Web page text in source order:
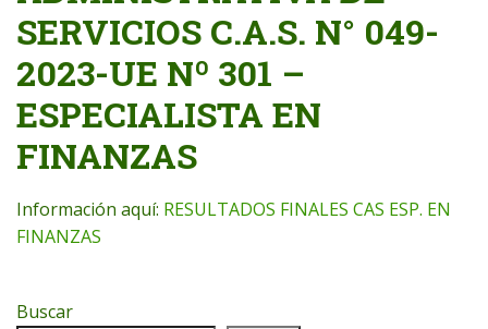
SERVICIOS C.A.S. N° 049-
2023-UE Nº 301 –
ESPECIALISTA EN
FINANZAS
Información aquí: RESULTADOS FINALES CAS ESP. EN
FINANZAS
Buscar